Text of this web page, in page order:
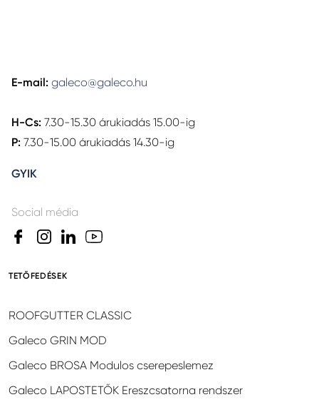
E-mail: galeco@galeco.hu
H-Cs: 7.30-15.30 árukiadás 15.00-ig
P: 7.30-15.00 árukiadás 14.30-ig
GYIK
Social média
TETŐFEDÉSEK
ROOFGUTTER CLASSIC
Galeco GRIN MOD
Galeco BROSA Modulos cserepeslemez
Galeco LAPOSTETŐK Ereszcsatorna rendszer